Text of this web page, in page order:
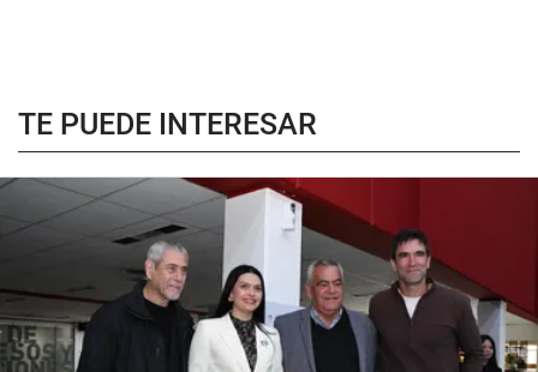
TE PUEDE INTERESAR